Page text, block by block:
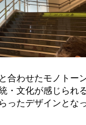
合わせたモノトー
・文化が感じられ
ったデザインとな